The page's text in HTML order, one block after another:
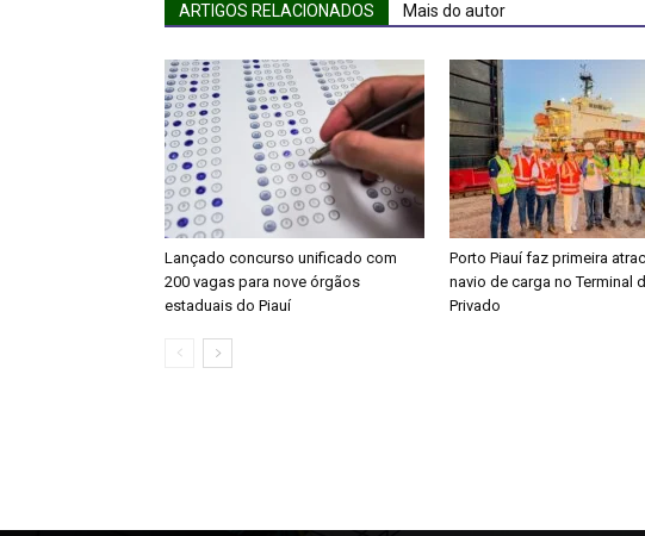
ARTIGOS RELACIONADOS Mais do autor
Lançado concurso unificado com
200 vagas para nove órgãos
estaduais do Piauí
Porto Piauí faz primeira
navio de carga no Terminal
Privado